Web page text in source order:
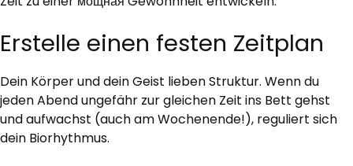
Erstelle einen festen Zeitplan
Dein Körper und dein Geist lieben Struktur. Wenn du
jeden Abend ungefähr zur gleichen Zeit ins Bett gehst
und aufwachst (auch am Wochenende!), reguliert sich
dein Biorhythmus.